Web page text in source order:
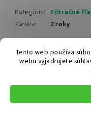
Tento web používa
webu vyjadrujete
Kategória: Filtračné
Záruka: 2 roky
Copyright 2026